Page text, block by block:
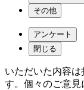
その他
アンケート
閉じる
いただいた内容
す。個々のご意